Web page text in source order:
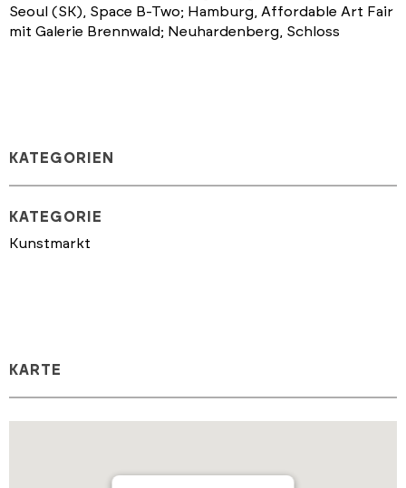
Seoul (SK), Space B-Two; Hamburg, Affordable Art Fair
mit Galerie Brennwald; Neuhardenberg, Schloss
KATEGORIEN
KATEGORIE
Kunstmarkt
KARTE